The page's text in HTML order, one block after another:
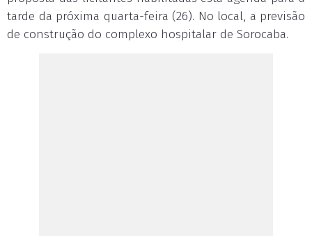
tarde da próxima quarta-feira (26). No local, a previsão
de construção do complexo hospitalar de Sorocaba.